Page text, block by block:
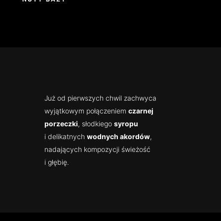
Już od pierwszych chwil zachwyca
wyjątkowym połączeniem czarnej
porzeczki, słodkiego syropu
i delikatnych wodnych akordów,
nadających kompozycji świeżość
i głębię.